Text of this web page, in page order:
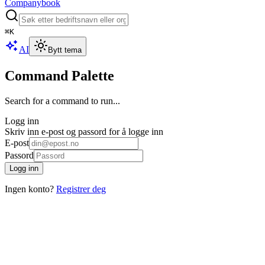
Companybook
⌘K
AI Bytt tema
Command Palette
Search for a command to run...
Logg inn
Skriv inn e-post og passord for å logge inn
E-post
Passord
Logg inn
Ingen konto? Registrer deg